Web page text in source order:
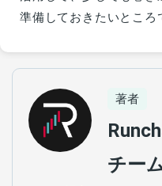
準備しておきたいところ
著者
チー